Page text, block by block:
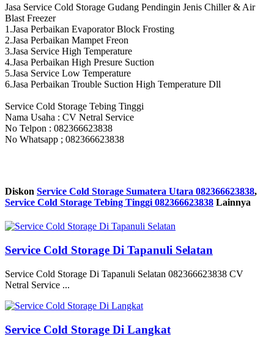
Jasa Service Cold Storage Gudang Pendingin Jenis Chiller & Air
Blast Freezer
1.Jasa Perbaikan Evaporator Block Frosting
2.Jasa Perbaikan Mampet Freon
3.Jasa Service High Temperature
4.Jasa Perbaikan High Presure Suction
5.Jasa Service Low Temperature
6.Jasa Perbaikan Trouble Suction High Temperature Dll
Service Cold Storage Tebing Tinggi
Nama Usaha : CV Netral Service
No Telpon : 082366623838
No Whatsapp ; 082366623838
Diskon Service Cold Storage Sumatera Utara 082366623838,
Service Cold Storage Tebing Tinggi 082366623838 Lainnya
Service Cold Storage Di Tapanuli Selatan
Service Cold Storage Di Tapanuli Selatan 082366623838 CV
Netral Service ...
Service Cold Storage Di Langkat